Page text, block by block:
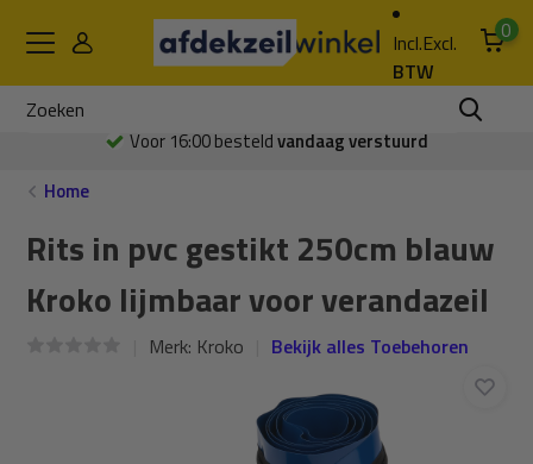
Incl.Excl.
BTW
0
Voor 16:00 besteldvandaag verstuurd
Home
Rits in pvc gestikt 250cm blauw
Kroko lijmbaar voor verandazeil
Merk: Kroko Bekijk alles Toebehoren